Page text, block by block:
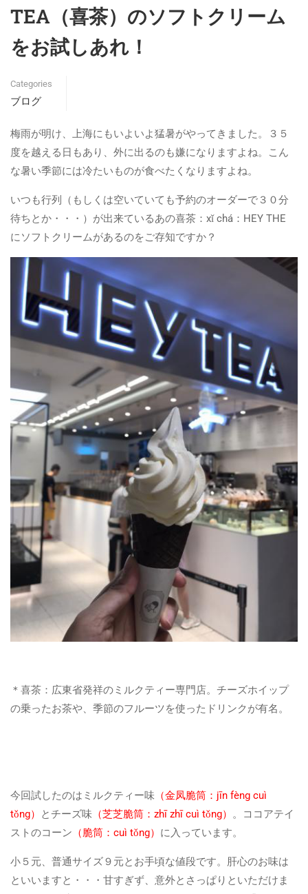
TEA（喜茶）のソフトクリーム
をお試しあれ！
Categories
ブログ
梅雨が明け、上海にもいよいよ猛暑がやってきました。３５
度を越える日もあり、外に出るのも嫌になりますよね。こん
な暑い季節には冷たいものが食べたくなりますよね。
いつも行列（もしくは空いていても予約のオーダーで３０分
待ちとか・・・）が出来ているあの喜茶：xǐ chá：HEY THE
にソフトクリームがあるのをご存知ですか？
＊喜茶：広東省発祥のミルクティー専門店。チーズホイップ
の乗ったお茶や、季節のフルーツを使ったドリンクが有名。
今回試したのはミルクティー味 （金凤脆筒：jīn fèng cuì
tǒng）
とチーズ味 （芝芝脆筒：zhī zhī cuì tǒng） 。ココアテイ
ストのコーン （脆筒：cuì tǒng） に入っています。
小５元、普通サイズ９元とお手頃な値段です。肝心のお味は
といいますと・・・甘すぎず、意外とさっぱりといただけま